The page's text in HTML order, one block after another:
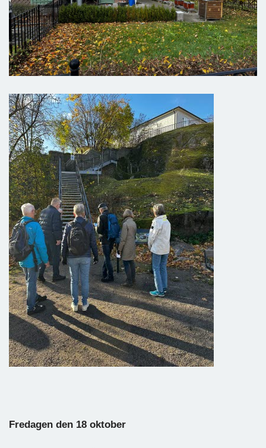
Fredagen den 18 oktober